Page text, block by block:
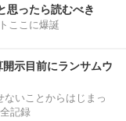
思ったら読むべき
ここに爆誕
示目前にランサムウ
いことからはじまっ
記録